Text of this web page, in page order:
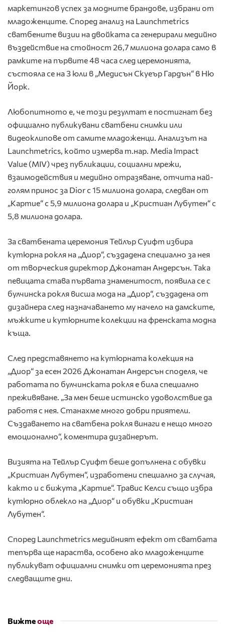
маркетингов успех за модните брандове, избрани от
младоженците. Според анализ на Launchmetrics
сватбените визии на двойката са генерирали медийно
въздействие на стойност 26,7 милиона долара само в
рамките на първите 48 часа след церемонията,
състояла се на 3 юли в „Медисън Скуеър Гардън“ в Ню
Йорк.
Любопитното е, че този резултат е постигнат без
официално публикувани сватбени снимки или
видеоклипове от самите младоженци. Анализът на
Launchmetrics, който измерва т.нар. Media Impact
Value (MIV) чрез публикации, социални мрежи,
взаимодействия и медийно отразяване, отчита най-
голям принос за Dior с 15 милиона долара, следван от
„Картие“ с 5,9 милиона долара и „Кристиан Лубутен“ с
5,8 милиона долара.
За сватбената церемония Тейлър Суифт избира
кутюрна рокля на „Диор“, създадена специално за нея
от творческия директор Джонатан Андерсън. Така
певицата става първата знаменитост, появила се с
булчинска рокля висша мода на „Диор“, създадена от
дизайнера след назначаването му начело на дамските,
мъжките и кутюрните колекции на френската модна
къща.
След представянето на кутюрната колекция на
„Диор“ за есен 2026 Джонатан Андерсън споделя, че
работата по булчинската рокля е била специално
преживяване. „За мен беше истинско удоволствие да
работя с нея. Станахме много добри приятели.
Създаването на сватбена рокля винаги е нещо много
емоционално“, коментира дизайнерът.
Визията на Тейлър Суифт беше допълнена с обувки
„Кристиан Лубутен“, изработени специално за случая,
както и с бижута „Картие“. Травис Келси също избра
кутюрно облекло на „Диор“ и обувки „Кристиан
Лубутен“.
Според Launchmetrics медийният ефект от сватбата
тепърва ще нараства, особено ако младоженците
публикуват официални снимки от церемонията през
следващите дни.
Вижтеоще